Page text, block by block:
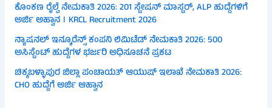
ಕೊಂಕಣ ರೈಲ್ವೆ ನೇಮಕಾತಿ 2026: 201 ಸ್ಟೇಷನ್ ಮಾಸ್ಟರ್, ALP ಹುದ್ದೆಗಳಿಗೆ
ಅರ್ಜಿ ಅಹ್ವಾನ । KRCL Recruitment 2026
ನ್ಯಾಷನಲ್ ಇನ್ಶೂರೆನ್ಸ್ ಕಂಪನಿ ಲಿಮಿಟೆಡ್ ನೇಮಕಾತಿ 2026: 500
ಅಸಿಸ್ಟೆಂಟ್ ಹುದ್ದೆಗಳ ಭರ್ಜರಿ ಅಧಿಸೂಚನೆ ಪ್ರಕಟ
ಚಿಕ್ಕಬಳ್ಳಾಪುರ ಜಿಲ್ಲಾ ಪಂಚಾಯತ್ ಆಯುಷ್ ಇಲಾಖೆ ನೇಮಕಾತಿ 2026:
CHO ಹುದ್ದೆಗೆ ಅರ್ಜಿ ಆಹ್ವಾನ